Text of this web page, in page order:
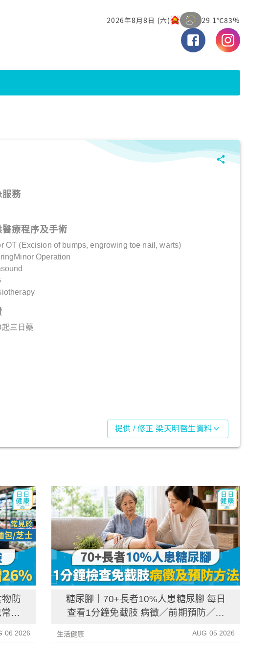
服務
醫療程序及手術
OT (Excision of bumps, engrowing toe nail, warts)
Operation
三日藥
提供 / 修正 梁天明醫生資料
防
見
06 2026
糖尿腳｜70+長者10%人患糖尿腳 每日
查看1分鐘免截肢 病徵／前期預防／病
生活健康 AUG 05 2026